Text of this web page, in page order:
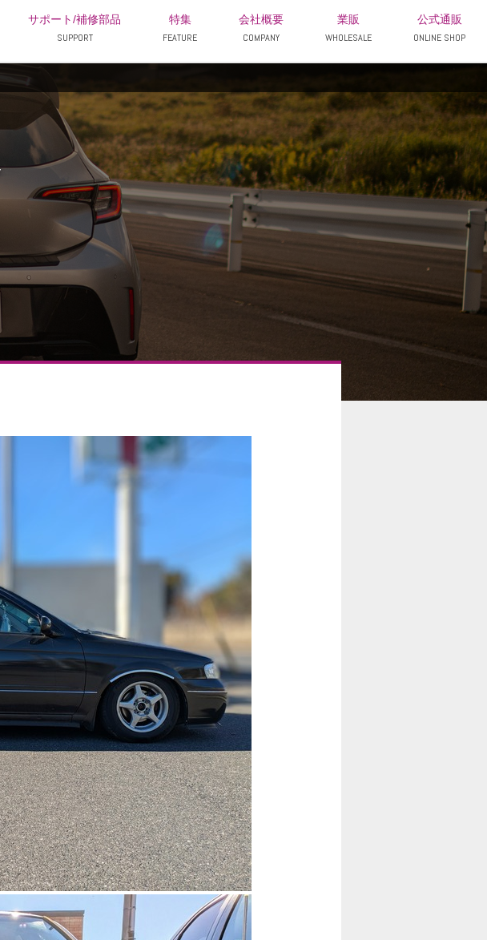
サポート/補修部品
SUPPORT
特集
FEATURE
会社概要
COMPANY
業販
WHOLESALE
公式通販
ONLINE SHOP